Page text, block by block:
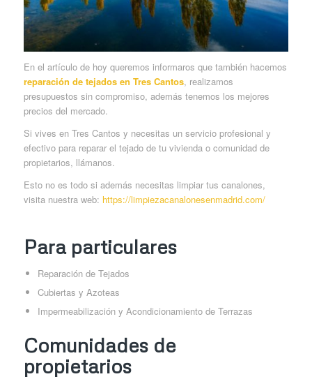
En el artículo de hoy queremos informaros que también hacemos
reparación de tejados en Tres Cantos, realizamos
presupuestos sin compromiso, además tenemos los mejores
precios del mercado.
Si vives en Tres Cantos y necesitas un servicio profesional y
efectivo para reparar el tejado de tu vivienda o comunidad de
propietarios, llámanos.
Esto no es todo si además necesitas limpiar tus canalones,
visita nuestra web: https://limpiezacanalonesenmadrid.com/
Para particulares
Reparación de Tejados
Cubiertas y Azoteas
Impermeabilización y Acondicionamiento de Terrazas
Comunidades de
propietarios